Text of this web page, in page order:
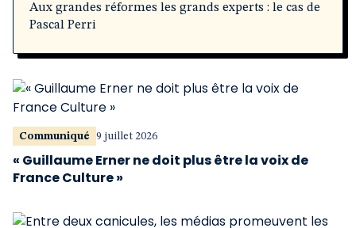
Aux grandes réformes les grands experts : le cas de
Pascal Perri
Communiqué 9 juillet 2026
« Guillaume Erner ne doit plus être la voix de
France Culture »